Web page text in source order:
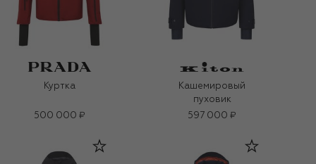
Куртка
500 000 ₽
Кашемировый
пуховик
597 000 ₽